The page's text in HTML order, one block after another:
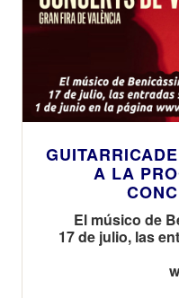
A LA
El músico de
17 de julio, las